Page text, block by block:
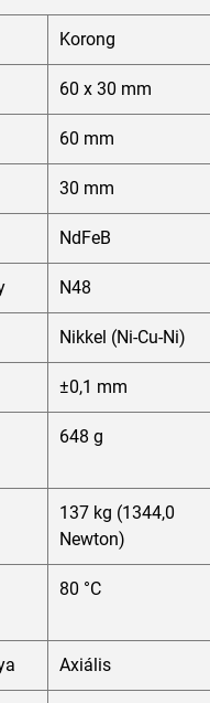
Korong
60 x 30 mm
60 mm
30 mm
NdFeB
N48
Nikkel (Ni-Cu-Ni)
±0,1 mm
648 g
137 kg (1344,0
Newton)
80 °C
Axiális